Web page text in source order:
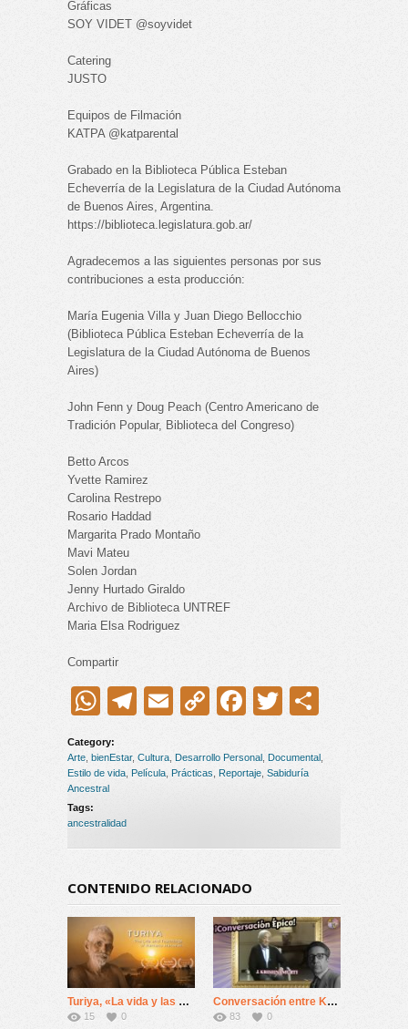
Gráficas
SOY VIDET @soyvidet
Catering
JUSTO
Equipos de Filmación
KATPA @katparental
Grabado en la Biblioteca Pública Esteban
Echeverría de la Legislatura de la Ciudad Autónoma
de Buenos Aires, Argentina.
https://biblioteca.legislatura.gob.ar/
Agradecemos a las siguientes personas por sus
contribuciones a esta producción:
María Eugenia Villa y Juan Diego Bellocchio
(Biblioteca Pública Esteban Echeverría de la
Legislatura de la Ciudad Autónoma de Buenos
Aires)
John Fenn y Doug Peach (Centro Americano de
Tradición Popular, Biblioteca del Congreso)
Betto Arcos
Yvette Ramirez
Carolina Restrepo
Rosario Haddad
Margarita Prado Montaño
Mavi Mateu
Solen Jordan
Jenny Hurtado Giraldo
Archivo de Biblioteca UNTREF
Maria Elsa Rodriguez
Compartir
WhatsApp
Telegram
EmailCopyFacebook
Twitter
Category:
Arte bienEstar, Cultura Desarrollo Personal Documental
Estilo de vida Película Prácticas Reportaje Sabiduría
Ancestral
Tags:
ancestralidad
CONTENIDO RELACIONADO
Turiya, «La vida y las enseñanzas de Ramana Maharshi»
15 0
Conversación entre Krishnamurti y Bernard Levin (BBC-1981)
83 0